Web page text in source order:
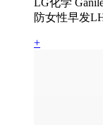
LG化学
防女性早发
+